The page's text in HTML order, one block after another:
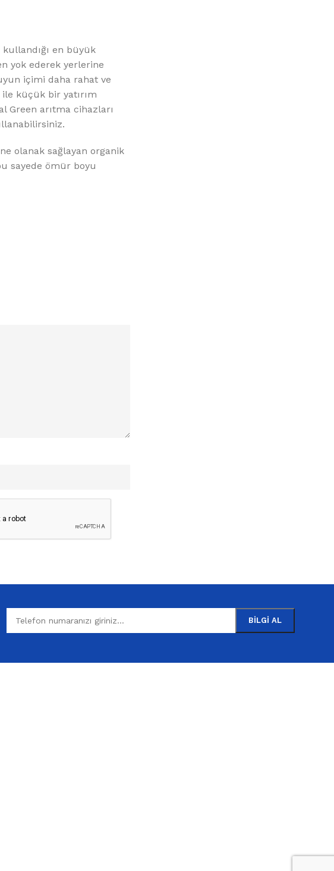
en büyük
yok ederek yerlerine
içimi daha rahat ve
küçük bir yatırım
Green arıtma cihazları
olanak sağlayan organik
sayede ömür boyu